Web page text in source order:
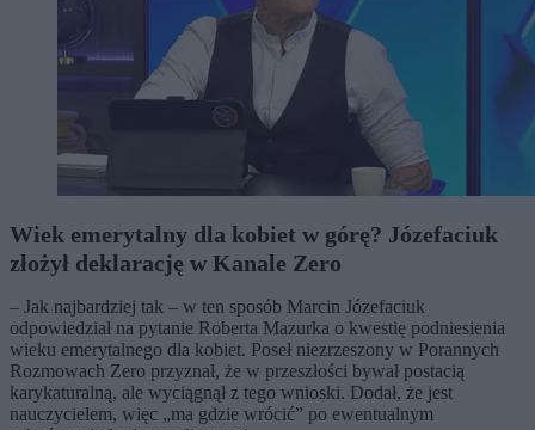
Wiek emerytalny dla kobiet w górę? Józefaciuk
złożył deklarację w Kanale Zero
– Jak najbardziej tak – w ten sposób Marcin Józefaciuk
odpowiedział na pytanie Roberta Mazurka o kwestię podniesienia
wieku emerytalnego dla kobiet. Poseł niezrzeszony w Porannych
Rozmowach Zero przyznał, że w przeszłości bywał postacią
karykaturalną, ale wyciągnął z tego wnioski. Dodał, że jest
nauczycielem, więc „ma gdzie wrócić” po ewentualnym